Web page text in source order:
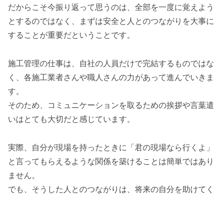
だからこそ今振り返って思うのは、全部を一度に覚えよう
とするのではなく、まずは安全と人とのつながりを大事に
することが重要だということです。
施工管理の仕事は、自社の人員だけで完結するものではな
く、各施工業者さんや職人さんの力があって進んでいきま
す。
そのため、コミュニケーションを取るための挨拶や言葉遣
いはとても大切だと感じています。
実際、自分が現場を持ったときに「君の現場なら行くよ」
と言ってもらえるような関係を築けることは簡単ではあり
ません。
でも、そうした人とのつながりは、将来の自分を助けてく